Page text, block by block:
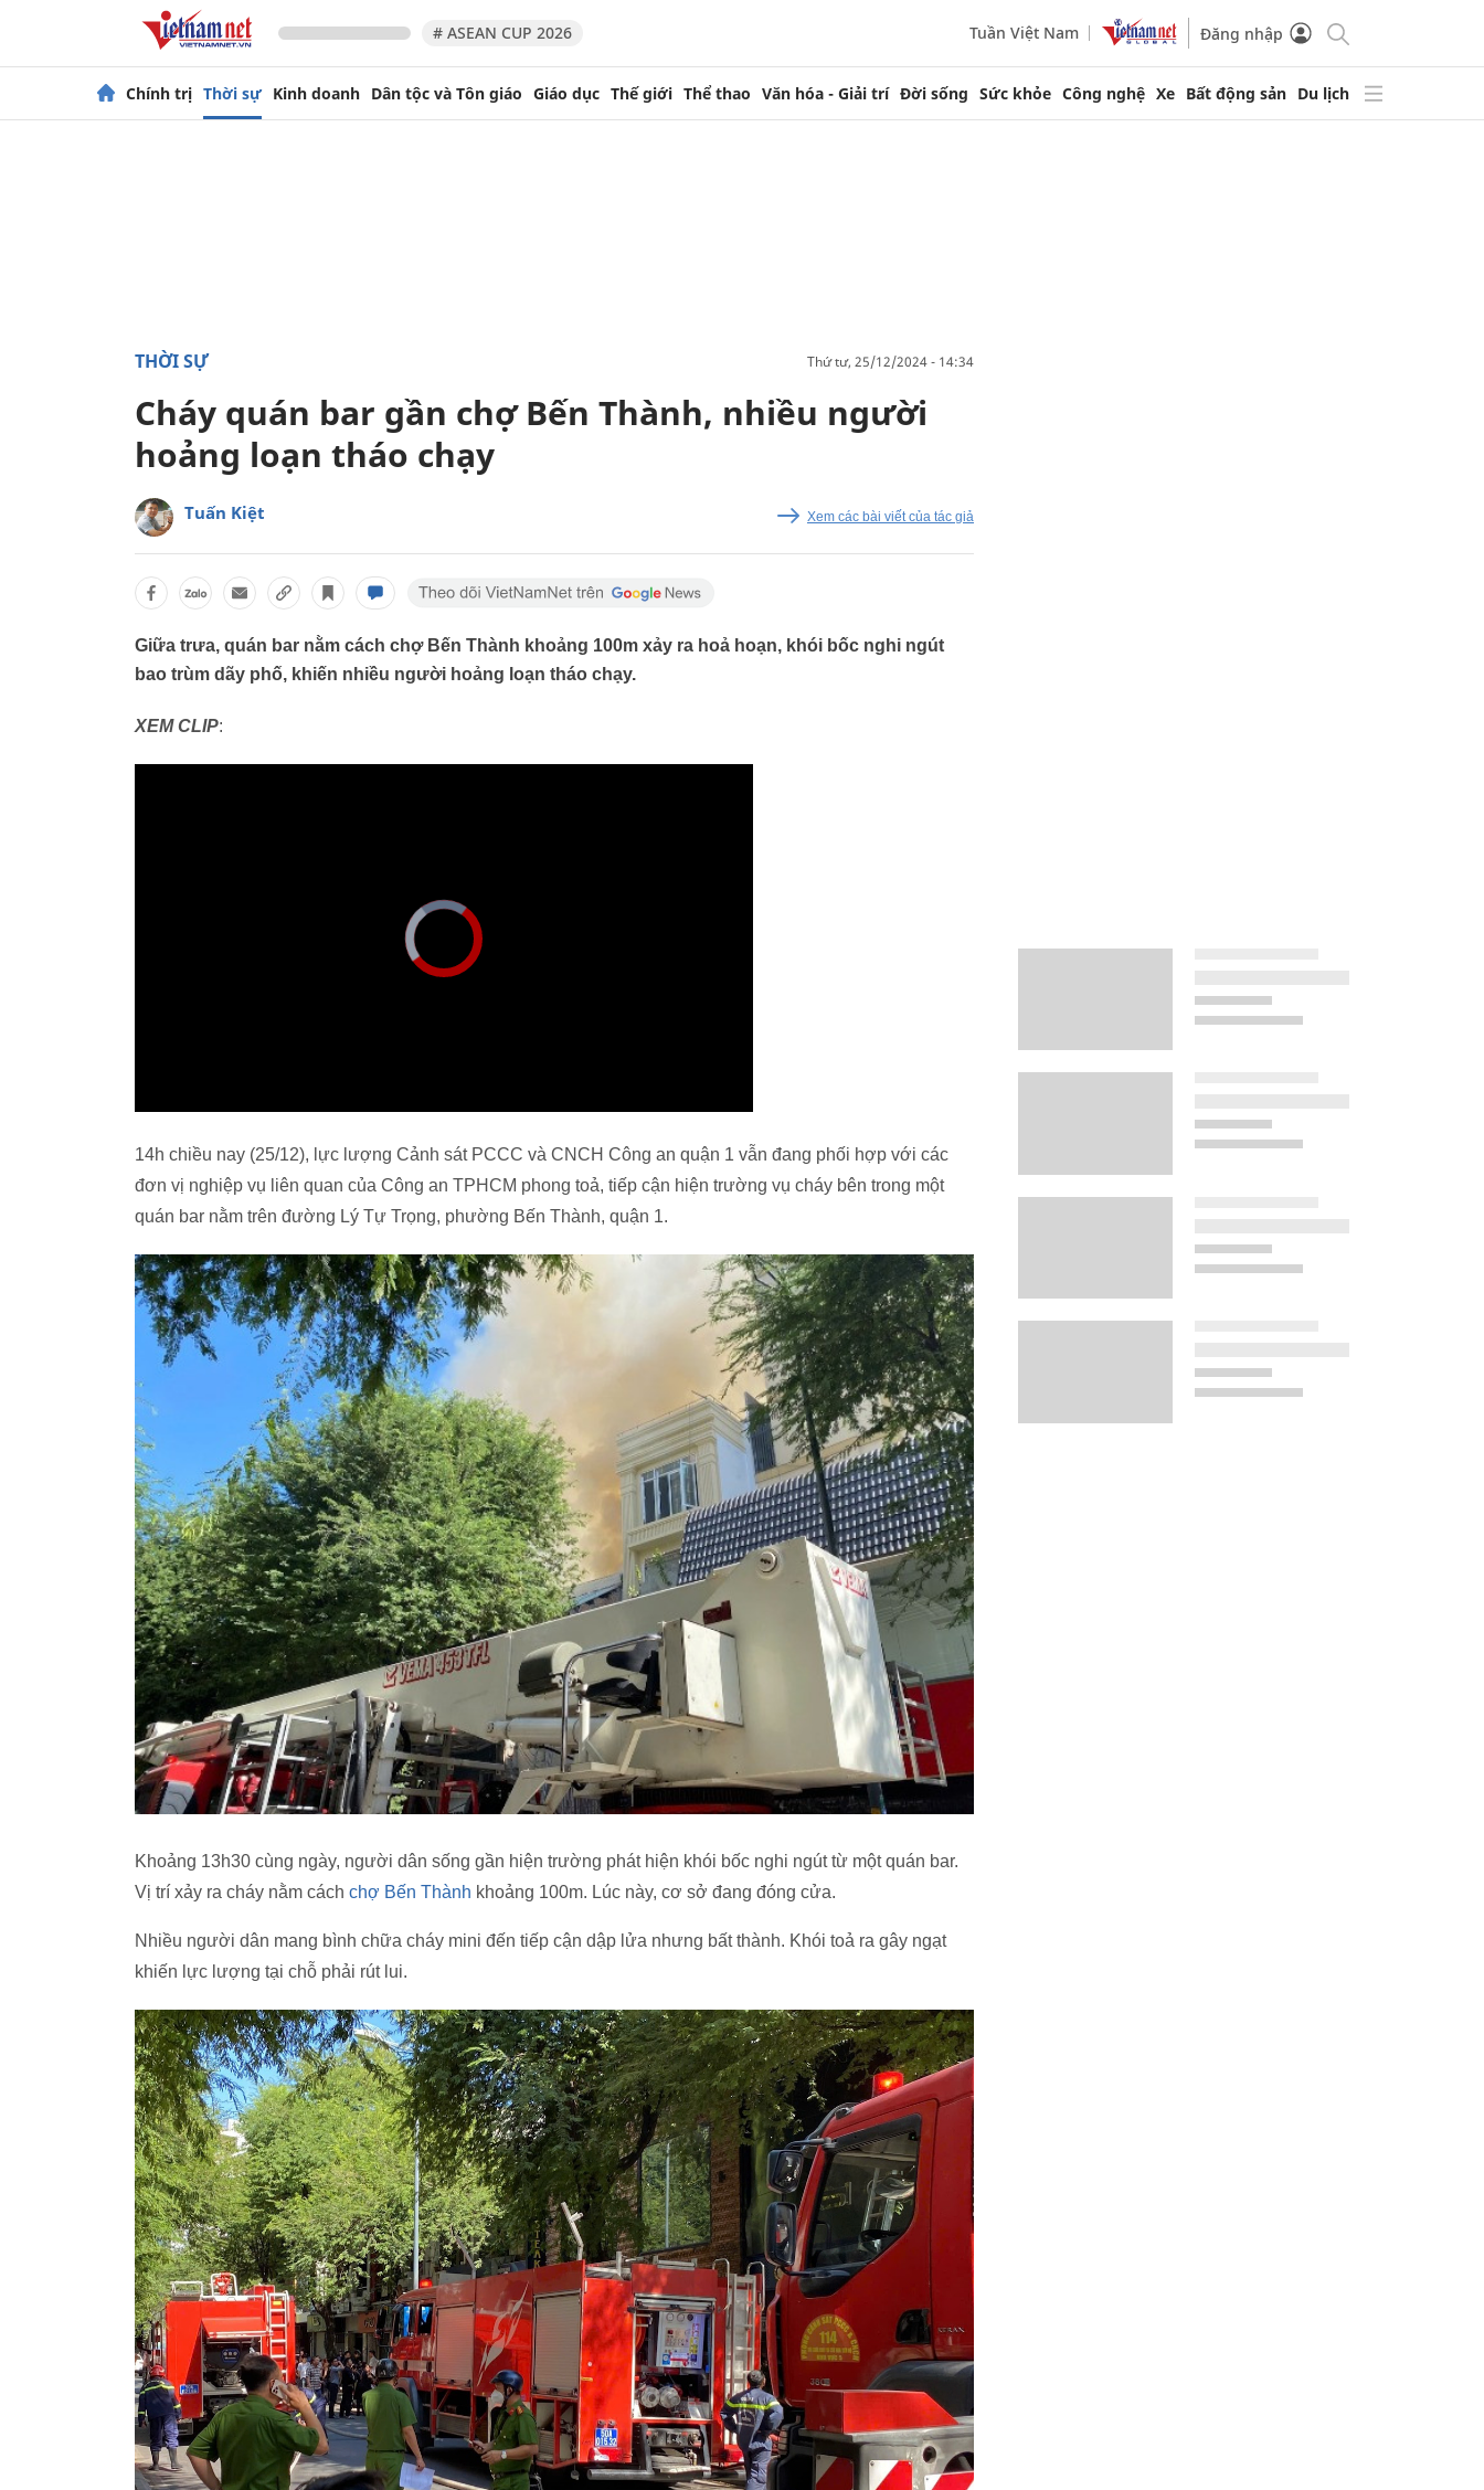
# ASEAN CUP 2026 Tuần Việt Nam Đăng nhập
Chính trị Thời sự Kinh doanh Dân tộc và Tôn giáo Giáo dục Thế giới Thể thao Văn hóa - Giải trí Đời sống Sức khỏe Công nghệ Xe Bất động sản Du lịch
THỜI SỰ thứ tư, 25/12/2024 - 14:34
Cháy quán bar gần chợ Bến Thành, nhiều người
hoảng loạn tháo chạy
Tuấn Kiệt Xem các bài viết của tác giả
Giữa trưa, quán bar nằm cách chợ Bến Thành khoảng 100m xảy ra hoả hoạn, khói bốc nghi ngút
bao trùm dãy phố, khiến nhiều người hoảng loạn tháo chạy.
XEM CLIP:
14h chiều nay (25/12), lực lượng Cảnh sát PCCC và CNCH Công an quận 1 vẫn đang phối hợp với các
đơn vị nghiệp vụ liên quan của Công an TPHCM phong toả, tiếp cận hiện trường vụ cháy bên trong một
quán bar nằm trên đường Lý Tự Trọng, phường Bến Thành, quận 1.
Khoảng 13h30 cùng ngày, người dân sống gần hiện trường phát hiện khói bốc nghi ngút từ một quán bar.
Vị trí xảy ra cháy nằm cách chợ Bến Thành khoảng 100m. Lúc này, cơ sở đang đóng cửa.
Nhiều người dân mang bình chữa cháy mini đến tiếp cận dập lửa nhưng bất thành. Khói toả ra gây ngạt
khiến lực lượng tại chỗ phải rút lui.